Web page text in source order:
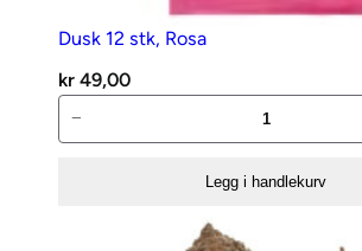
Dusk 12 stk, Rosa
kr 49,00
12
−
Legg i handlekurv